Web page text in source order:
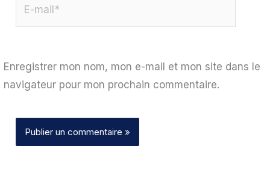
Enregistrer mon nom, mon e-mail et mon site dans le
navigateur pour mon prochain commentaire.